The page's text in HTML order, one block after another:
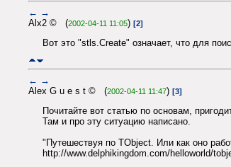
← →
Alx2 © (2002-04-11 11:05) [2]
Вот это "stls.Create" означает, что для
← →
Alex G u e s t © (2002-04-11 11:47) [3]
Почитайте вот статью по основам,
Там и про эту ситуацию написано.
"Путешествуя по TObject. Или как оно
http://www.delphikingdom.com/helloworld/